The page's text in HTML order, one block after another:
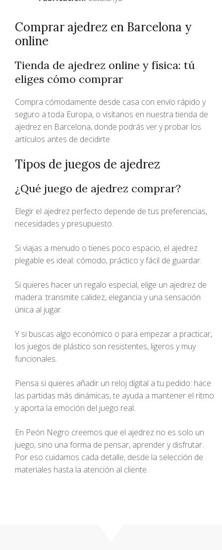
Comprar ajedrez en Barcelona y
online
Tienda de ajedrez online y física: tú
eliges cómo comprar
Compra cómodamente desde casa con envío rápido y
seguro a toda Europa, o visítanos en nuestra tienda de
ajedrez en Barcelona, donde podrás ver y probar los
artículos antes de decidirte.
Tipos de juegos de ajedrez
¿Qué juego de ajedrez comprar?
Elegir el ajedrez perfecto depende de tus preferencias,
necesidades y presupuesto.
Si viajas a menudo o tienes poco espacio, el ajedrez
plegable es ideal: cómodo, práctico y fácil de guardar.
Si quieres hacer un regalo especial, elige un ajedrez de
madera: transmite calidez, elegancia y una sensación
única al jugar.
Y si buscas algo económico o para empezar a practicar,
los juegos de plástico son resistentes, ligeros y muy
funcionales.
Piensa si quieres añadir un reloj digital a tu pedido: hace
las partidas más dinámicas, te ayuda a mantener el ritmo
y aporta la emoción del juego real.
En Peón Negro creemos que el ajedrez no es solo un
juego, sino una forma de pensar, aprender y disfrutar.
Por eso cuidamos cada detalle, desde la selección de
materiales hasta la atención al cliente.